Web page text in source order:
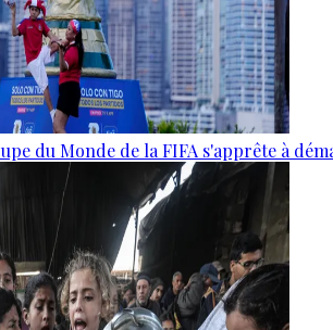
du Monde de la FIFA s'apprête à